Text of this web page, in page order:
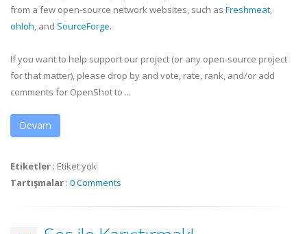
from a few open-source network websites, such as Freshmeat,
ohloh, and SourceForge.
If you want to help support our project (or any open-source project
for that matter), please drop by and vote, rate, rank, and/or add
comments for OpenShot to ...
Devam
Etiketler : Etiket yok
Tartışmalar : 0 Comments